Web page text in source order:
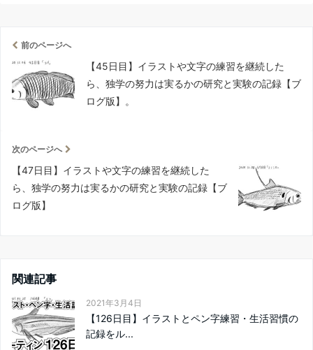
前のページへ
【45日目】イラストや文字の練習を継続した
ら、独学の努力は実るかの研究と実験の記録【ブ
ログ版】。
次のページへ
【47日目】イラストや文字の練習を継続した
ら、独学の努力は実るかの研究と実験の記録【ブ
ログ版】
関連記事
2021年3月4日
【126日目】イラストとペン字練習・生活習慣の
記録をル...